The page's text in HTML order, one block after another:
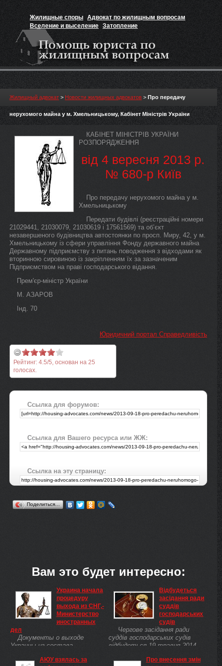
Жилищные споры Адвокат по жилищным вопросам
Вселение и выселение Затопление
Признание прав на жильё
Жилищный адвокат > Новости жилищных адвокатов > Про передачу
нерухомого майна у м. Хмельницькому, Кабінет Міністрів України
КАБІНЕТ МІНІСТРІВ УКРАЇНИ
РОЗПОРЯДЖЕННЯ
від 4 вересня 2013 р.
№ 680-р Київ
Про передачу нерухомого майна у м.
Хмельницькому
Передати будівлі (реєстраційні номери
21029441, 21030079, 21030619 і 17561569) та об’єкт
незавершеного будівництва автостоянки по просп. Миру, 42, у м.
Хмельницькому із сфери управління Фонду державного майна
Державному підприємству з питань поводження з відходами як
вторинною сировиною із закріпленням їх за зазначеним
Підприємством на праві господарського відання.
Прем'єр-міністр України
М. АЗАРОВ
Інд. 70
Юридичний портал Справедливість
Рейтинг: 4.5/5, основан на 25
голосах.
Ссылка для форумов:
Ссылка для Вашего ресурса или ЖЖ:
Ссылка на эту страницу:
Поделиться…
Вам это будет интересно:
Украина начала
процедуру
выхода из СНГ,-
Министерство
иностранных
дел
Документы о выходе
Украины из состава
Государств (СНГ) находятся в
АЮУ взялась за
Відбудеться
засідання ради
суддів
господарських
судів
Чергове засідання ради
суддів господарських судів
відбудеться 19 травня 2014
Вищого господарського суду
Про внесення змін